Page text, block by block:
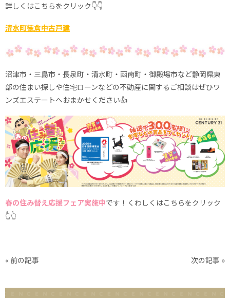
詳しくはこちらをクリック👇👇
清水町徳倉中古戸建
沼津市・三島市・長泉町・清水町・函南町・御殿場市など静岡県東
部の住まい探しや住宅ローンなどの不動産に関するご相談はぜひワ
ンズエステートへおまかせください👍
春の住み替え応援フェア実施中です！くわしくはこちらをクリック
👆👆
« 前の記事 次の記事 »